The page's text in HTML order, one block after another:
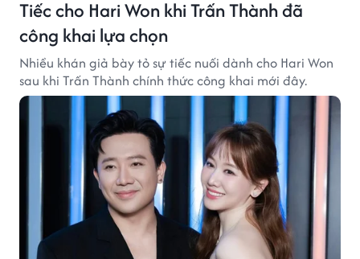
Tiếc cho Hari Won khi Trấn Thành đã
công khai lựa chọn
Nhiều khán giả bày tỏ sự tiếc nuối dành cho Hari Won
sau khi Trấn Thành chính thức công khai mới đây.